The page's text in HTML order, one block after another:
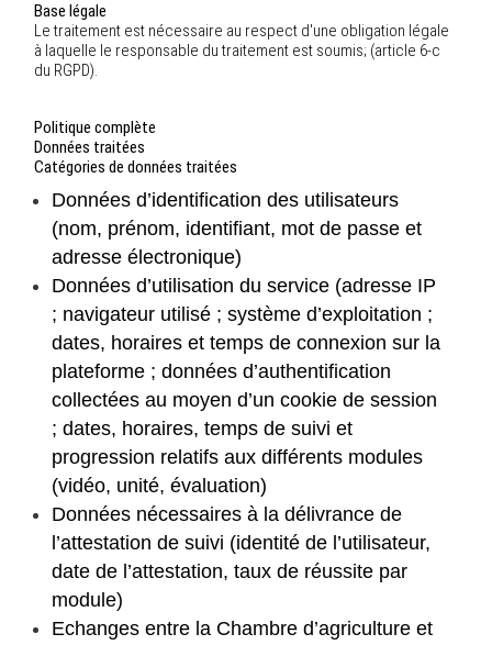
Base légale
Le traitement est nécessaire au respect d'une obligation légale
à laquelle le responsable du traitement est soumis; (article 6-c
du RGPD).
Politique complète
Données traitées
Catégories de données traitées
Données d’identification des utilisateurs
(nom, prénom, identifiant, mot de passe et
adresse électronique)
Données d’utilisation du service (adresse IP
; navigateur utilisé ; système d’exploitation ;
dates, horaires et temps de connexion sur la
plateforme ; données d’authentification
collectées au moyen d’un cookie de session
; dates, horaires, temps de suivi et
progression relatifs aux différents modules
(vidéo, unité, évaluation)
Données nécessaires à la délivrance de
l’attestation de suivi (identité de l’utilisateur,
date de l’attestation, taux de réussite par
module)
Echanges entre la Chambre d’agriculture et